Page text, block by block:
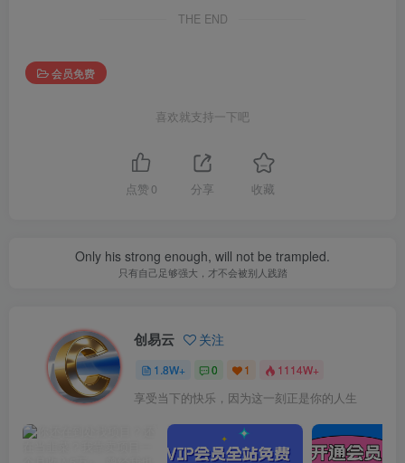
THE END
会员免费
喜欢就支持一下吧
点赞 0 分享 收藏
Only his strong enough, will not be trampled.
只有自己足够强大，才不会被别人践踏
创易云 关注
1.8W+ 0 1 1114W+
享受当下的快乐，因为这一刻正是你的人生